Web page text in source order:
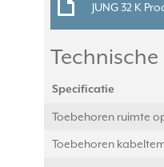
JUNG 32 K
Specificatie
Toebehoren ruimte
Toebehoren